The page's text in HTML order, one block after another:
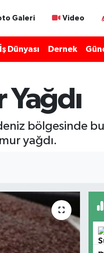
Galeri Video
İş Dünyası Dernek
bölgesinde
yağdı.